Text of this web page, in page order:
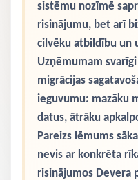
sistēmu nozīmē
risinājumu, bet arī
cilvēku atbildību un
Uzņēmumam
migrācijas
ieguvumu: mazāku
datus, ātrāku
Pareizs lēmums
nevis ar konkrēta
risinājumos Devera